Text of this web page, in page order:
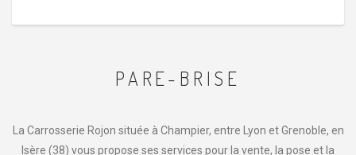
PARE-BRISE
La Carrosserie Rojon située à Champier, entre Lyon et Grenoble, en
Isère (38) vous propose ses services pour la vente, la pose et la